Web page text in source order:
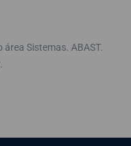
área Sistemas. ABAST.